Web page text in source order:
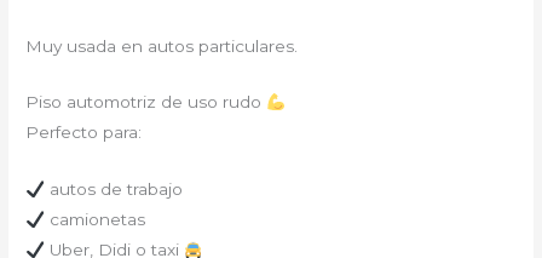
Muy usada en autos particulares.
Piso automotriz de uso rudo
Perfecto para:
autos de trabajo
camionetas
Uber, Didi o taxi